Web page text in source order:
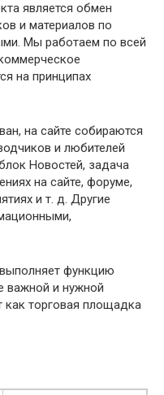
является обмен
и материалов по
Мы работаем по всей
на принципах
на сайте собираются
и любителей
Новостей, задача
на сайте, форуме,
и т. д. Другие
функцию
важной и нужной
как торговая площадка